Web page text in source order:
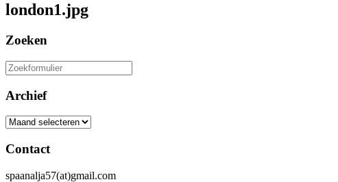
london1.jpg
Zoeken
Zoeken
naar:
Archief
Archief
Contact
spaanalja57(at)gmail.com